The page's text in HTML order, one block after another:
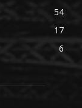
54
17
6